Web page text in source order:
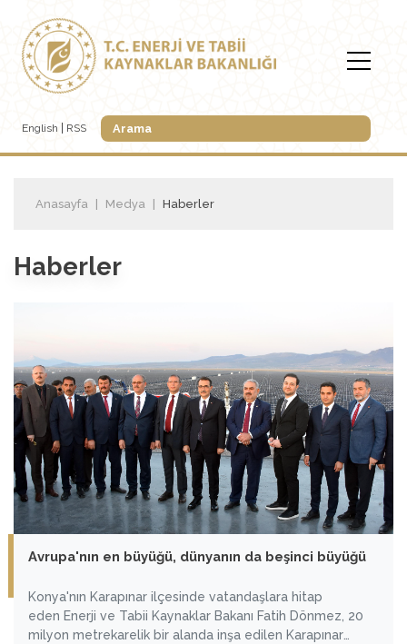
English RSS
Anasayfa Medya Haberler
Haberler
Avrupa'nın en büyüğü, dünyanın da beşinci büyüğü
Konya'nın Karapınar ilçesinde vatandaşlara hitap
eden Enerji ve Tabii Kaynaklar Bakanı Fatih Dönmez, 20
milyon metrekarelik bir alanda inşa edilen Karapınar